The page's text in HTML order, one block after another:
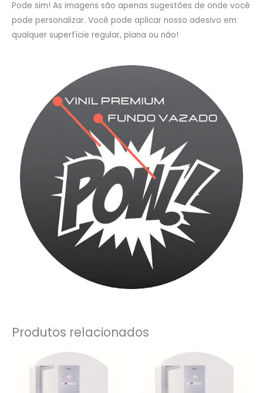
Pode sim! As imagens são apenas sugestões de onde você
pode personalizar. Você pode aplicar nosso adesivo em
qualquer superfície regular, plana ou não!
Produtos relacionados